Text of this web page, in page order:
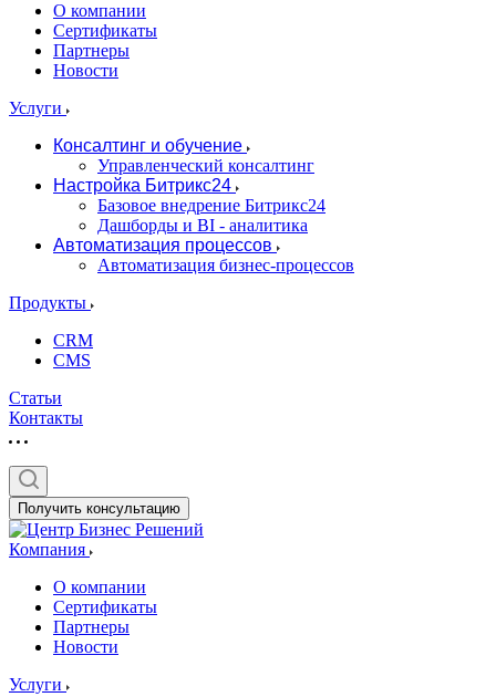
О компании
Сертификаты
Партнеры
Новости
Услуги
Консалтинг и обучение
Управленческий консалтинг
Настройка Битрикс24
Базовое внедрение Битрикс24
Дашборды и BI - аналитика
Автоматизация процессов
Автоматизация бизнес-процессов
Продукты
CRM
CMS
Статьи
Контакты
Получить консультацию
Компания
О компании
Сертификаты
Партнеры
Новости
Услуги